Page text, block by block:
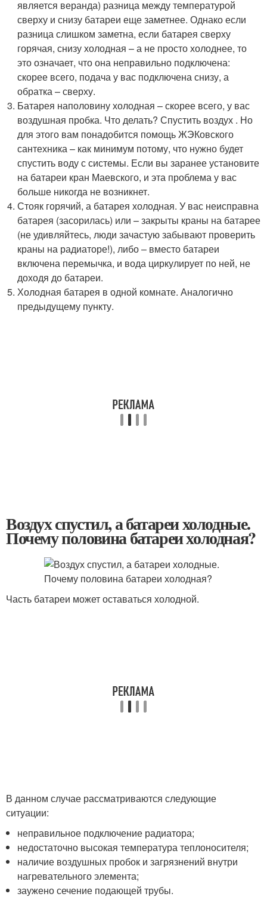
является веранда) разница между температурой
сверху и снизу батареи еще заметнее. Однако если
разница слишком заметна, если батарея сверху
горячая, снизу холодная – а не просто холоднее, то
это означает, что она неправильно подключена:
скорее всего, подача у вас подключена снизу, а
обратка – сверху.
Батарея наполовину холодная – скорее всего, у вас
воздушная пробка. Что делать? Спустить воздух . Но
для этого вам понадобится помощь ЖЭКовского
сантехника – как минимум потому, что нужно будет
спустить воду с системы. Если вы заранее установите
на батареи кран Маевского, и эта проблема у вас
больше никогда не возникнет.
Стояк горячий, а батарея холодная. У вас неисправна
батарея (засорилась) или – закрыты краны на батарее
(не удивляйтесь, люди зачастую забывают проверить
краны на радиаторе!), либо – вместо батареи
включена перемычка, и вода циркулирует по ней, не
доходя до батареи.
Холодная батарея в одной комнате. Аналогично
предыдущему пункту.
Воздух спустил, а батареи холодные.
Почему половина батареи холодная?
Часть батареи может оставаться холодной.
В данном случае рассматриваются следующие
ситуации:
неправильное подключение радиатора;
недостаточно высокая температура теплоносителя;
наличие воздушных пробок и загрязнений внутри
нагревательного элемента;
заужено сечение подающей трубы.